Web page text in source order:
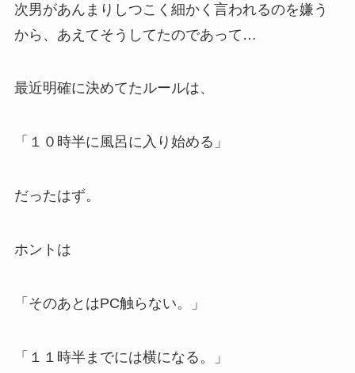
次男があんまりしつこく細かく言われるのを嫌う
から、あえてそうしてたのであって…
最近明確に決めてたルールは、
「１０時半に風呂に入り始める」
だったはず。
ホントは
「そのあとはPC触らない。」
「１１時半までには横になる。」